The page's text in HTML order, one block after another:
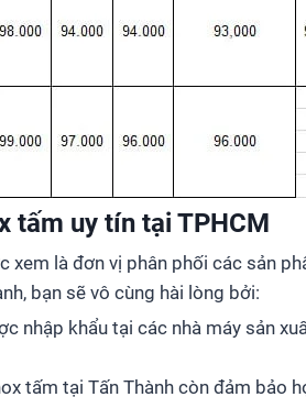
tấm uy tín tại TPHCM
xem là đơn vị phân phối các sản
bạn sẽ vô cùng hài lòng bởi:
nhập khẩu tại các nhà máy sản
tấm tại Tấn Thành còn đảm bảo